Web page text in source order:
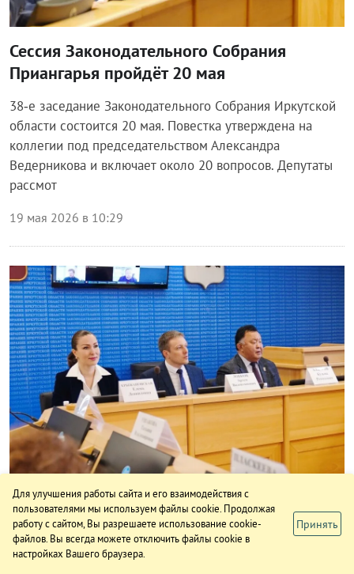
Сессия Законодательного Собрания
Приангарья пройдёт 20 мая
38‑е заседание Законодательного Собрания Иркутской
области состоится 20 мая. Повестка утверждена на
коллегии под председательством Александра
Ведерникова и включает около 20 вопросов. Депутаты
рассмот
19 мая 2026 в 10:29
Власть
Соцконтракт по упрощенной схеме
Об адаптации к мирной жизни участников СВО говорили
Для улучшения работы сайта и его взаимодействия с
пользователями мы используем файлы cookie. Продолжая
работу с сайтом, Вы разрешаете использование cookie-
файлов. Вы всегда можете отключить файлы cookie в
настройках Вашего браузера.
Принять